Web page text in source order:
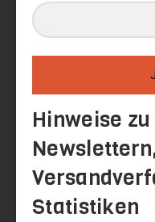
Hinweise
Statistiken